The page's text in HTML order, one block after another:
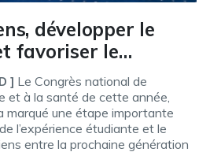
développer le
favoriser le
:
étudiante au
de l’EPS 2026
] Le Congrès national de
et à la santé de cette année,
marqué une étape importante
l’expérience étudiante et le
entre la prochaine génération